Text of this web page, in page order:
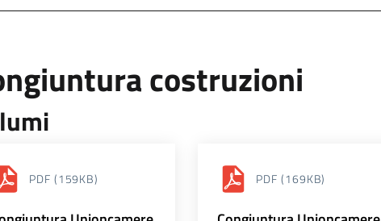
costruzioni
PDF (159KB) PDF (169KB)